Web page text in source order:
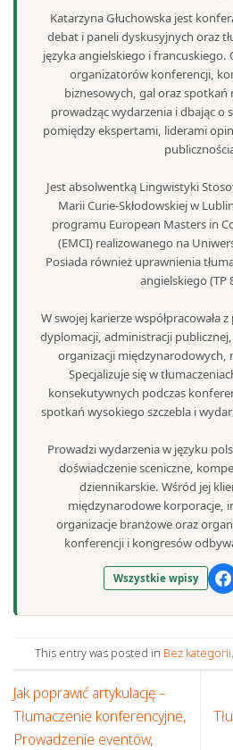
Katarzyna Głuchowska jest
debat i paneli dyskusyjnych oraz
języka angielskiego i francuskiego.
organizatorów konferencji,
biznesowych, gal oraz spotkań
prowadząc wydarzenia i dbając o
pomiędzy ekspertami, liderami
Jest absolwentką Lingwistyki
Marii Curie-Skłodowskiej w
programu European Masters in
(EMCI) realizowanego na
Posiada również uprawnienia
angielskiego (TP
W swojej karierze współpracowała
dyplomacji, administracji
organizacji międzynarodowych,
Specjalizuje się w
konsekutywnych podczas
spotkań wysokiego szczebla i
Prowadzi wydarzenia w języku
doświadczenie sceniczne,
dziennikarskie. Wśród jej
międzynarodowe korporacje,
organizacje branżowe oraz
konferencji i kongresów
Wszystkie wpisy
This entry was posted in Bez kategorii
Jak poprawić artykulację –
Tłumaczenie konferencyjne,
Prowadzenie eventów,